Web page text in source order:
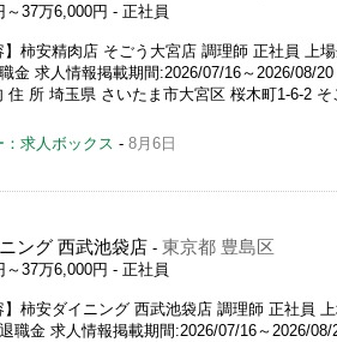
～37万6,000円 - 正社員
】柿安精肉店 そごう大宮店 調理師 正社員 上
金 求人情報掲載期間:2026/07/16～2026/08/
住 所 埼玉県 さいたま市大宮区 桜木町1-6-2
：求人ボックス - 8月6日
ング 西武池袋店 - 東京都 豊島区
～37万6,000円 - 正社員
】柿安ダイニング 西武池袋店 調理師 正社員
職金 求人情報掲載期間:2026/07/16～2026/